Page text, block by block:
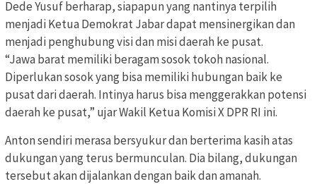
Dede Yusuf berharap, siapapun yang nantinya terpilih
menjadi Ketua Demokrat Jabar dapat mensinergikan dan
menjadi penghubung visi dan misi daerah ke pusat.
“Jawa barat memiliki beragam sosok tokoh nasional.
Diperlukan sosok yang bisa memiliki hubungan baik ke
pusat dari daerah. Intinya harus bisa menggerakkan potensi
daerah ke pusat,” ujar Wakil Ketua Komisi X DPR RI ini.
Anton sendiri merasa bersyukur dan berterima kasih atas
dukungan yang terus bermunculan. Dia bilang, dukungan
tersebut akan dijalankan dengan baik dan amanah.